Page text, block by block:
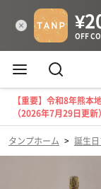
【重要】令和8年熊
（2026年7月29日更新）
タンプホーム > 誕生